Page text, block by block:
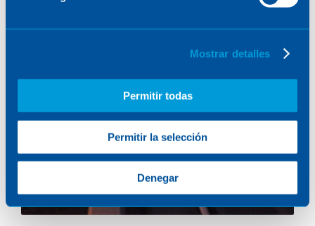
Mostrar detalles
Permitir todas
Permitir la selección
Denegar